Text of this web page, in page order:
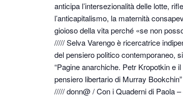
anticipa l’intersezionalità delle lotte,
l’anticapitalismo, la maternità
gioioso della vita perché «se non
///// Selva Varengo è ricercatrice
del pensiero politico contemporaneo,
“Pagine anarchiche. Petr Kropotkin e
pensiero libertario di Murray
///// donn@ / Con i Quaderni di Paola